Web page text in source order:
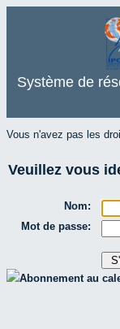
Système de
Vous n'avez pas les
Veuillez vous
Nom:
Mot de passe:
Abonnement au